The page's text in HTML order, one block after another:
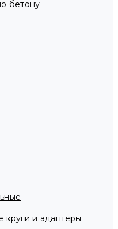
бетону
круги и адаптеры